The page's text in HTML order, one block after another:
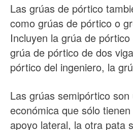
Las grúas de pórtico
como grúas de pórtico o
Incluyen la grúa de
grúa de pórtico de dos
pórtico del ingeniero, la
Las grúas semipórtico
económica que sólo
apoyo lateral, la otra pata